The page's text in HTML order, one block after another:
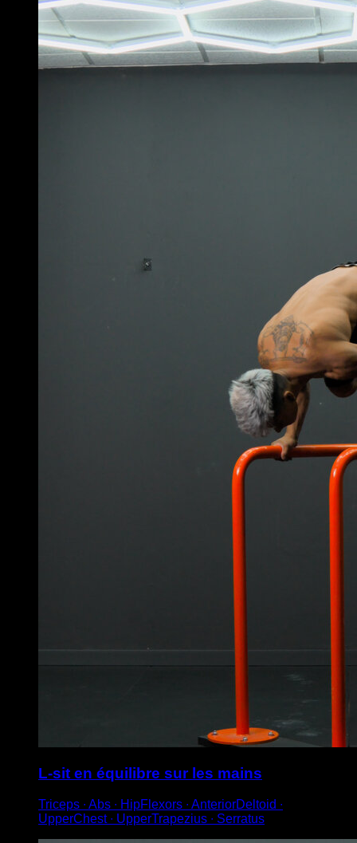
L-sit en équilibre sur les mains
Triceps ∙ Abs ∙ HipFlexors ∙ AnteriorDeltoid ∙
UpperChest ∙ UpperTrapezius ∙ Serratus